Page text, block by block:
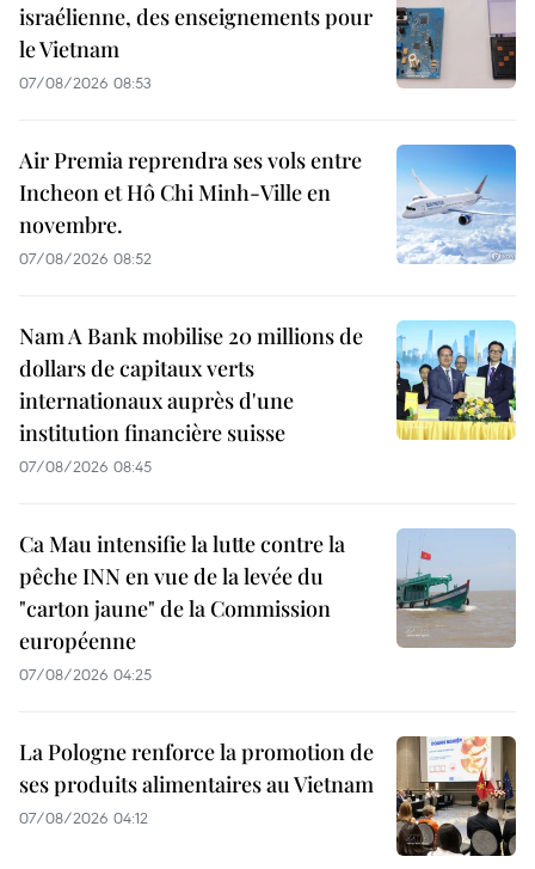
israélienne, des enseignements pour
le Vietnam
07/08/2026 08:53
Air Premia reprendra ses vols entre
Incheon et Hô Chi Minh-Ville en
novembre.
07/08/2026 08:52
Nam A Bank mobilise 20 millions de
dollars de capitaux verts
internationaux auprès d'une
institution financière suisse
07/08/2026 08:45
Ca Mau intensifie la lutte contre la
pêche INN en vue de la levée du
"carton jaune" de la Commission
européenne
07/08/2026 04:25
La Pologne renforce la promotion de
ses produits alimentaires au Vietnam
07/08/2026 04:12